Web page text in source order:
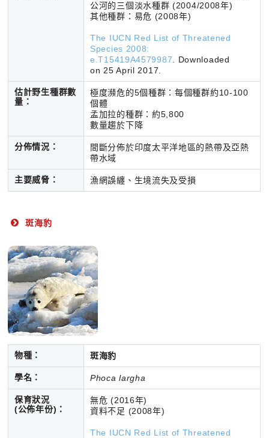
公河的三個淡水種群 (2004/2008年)
其他種群：易危 (2008年)
The IUCN Red List of Threatened
Species 2008:
e.T15419A4579987 . Downloaded
on 25 April 2017.
估計野生種群數
量：
極度瀕危的5個種群：每個種群約10-100
個體
孟加拉的種群：約5,800
數量趨於下降
分佈情況：
間斷分佈於印度太平洋地區的熱帶及亞熱
帶水域
主要威脅： 漁網誤纏、生境流失及受損
斑海豹
物種： 斑海豹
學名： Phoca largha
保育狀況
(公佈年份)：
無危 (2016年)
資料不足 (2008年)
The IUCN Red List of Threatened